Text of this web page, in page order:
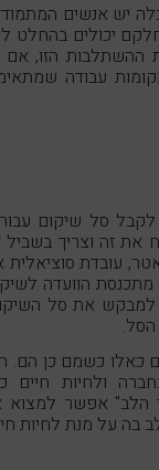
יש אנשים
יכולים בהחלט
הזו, אם
עבודה
סל שיקום
את זה וצריך
עובדת
הוועדה
את סל
כאלו כשמם כן
ולחיות חיים
הלב" אפשר למצוא
בה על מנת לחיות